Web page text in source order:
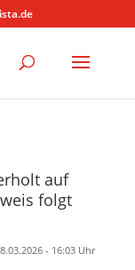
auf
folgt
- 16:03 Uhr